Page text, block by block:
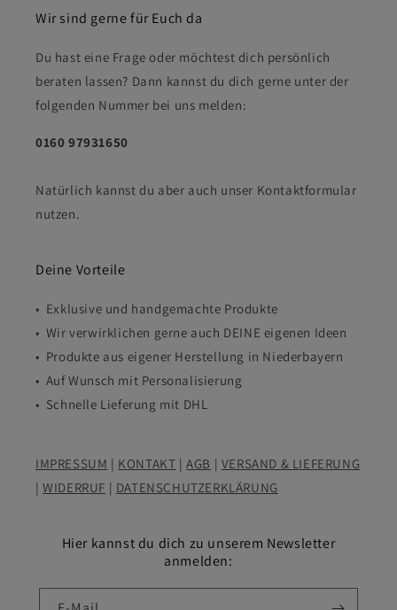
Wir sind gerne für Euch da
Du hast eine Frage oder möchtest dich persönlich
beraten lassen? Dann kannst du dich gerne unter der
folgenden Nummer bei uns melden:
0160 97931650
Natürlich kannst du aber auch unser Kontaktformular
nutzen.
Deine Vorteile
• Exklusive und handgemachte Produkte
• Wir verwirklichen gerne auch DEINE eigenen Ideen
• Produkte aus eigener Herstellung in Niederbayern
• Auf Wunsch mit Personalisierung
• Schnelle Lieferung mit DHL
IMPRESSUM | KONTAKT |AGB | VERSAND & LIEFERUNG
|WIDERRUF | DATENSCHUTZERKLÄRUNG
Hier kannst du dich zu unserem Newsletter
anmelden: